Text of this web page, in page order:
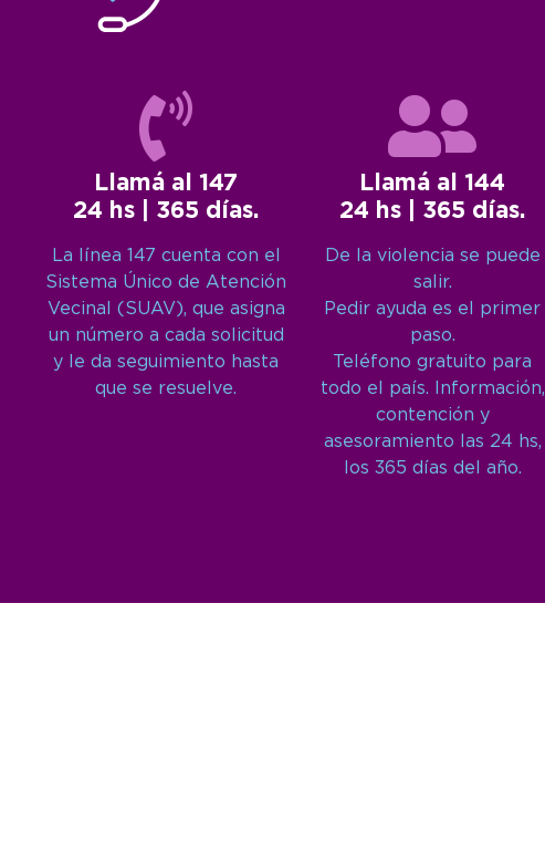
Llamá al 147
24 hs | 365 días.
La línea 147 cuenta con el
Sistema Único de Atención
Vecinal (SUAV), que asigna
un número a cada solicitud
y le da seguimiento hasta
que se resuelve.
Llamá al 144
24 hs | 365 días.
De la violencia se puede
salir.
Pedir ayuda es el primer
paso.
Teléfono gratuito para
todo el país. Información,
contención y
asesoramiento las 24 hs,
los 365 días del año.